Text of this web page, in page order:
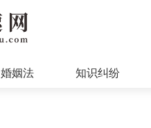
婚姻法 知识纠纷